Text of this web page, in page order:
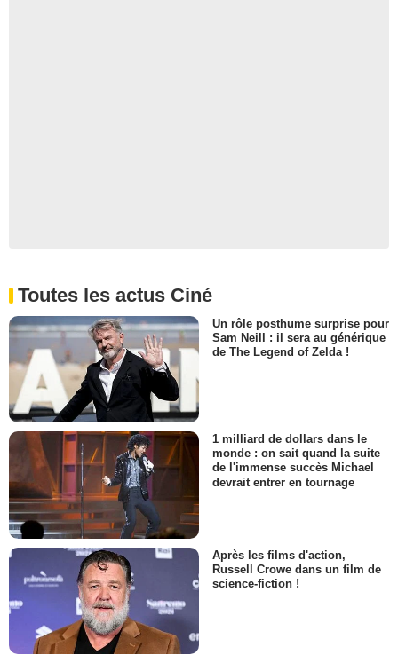
Toutes les actus Ciné
Un rôle posthume surprise pour
Sam Neill : il sera au générique
de The Legend of Zelda !
1 milliard de dollars dans le
monde : on sait quand la suite
de l'immense succès Michael
devrait entrer en tournage
Après les films d'action,
Russell Crowe dans un film de
science-fiction !